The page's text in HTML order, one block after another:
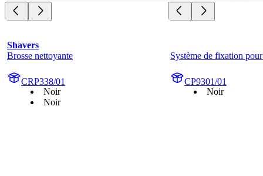
Shavers
Brosse nettoyante
CRP338/01
Noir
Noir
Système de fixation pour
CP9301/01
Noir